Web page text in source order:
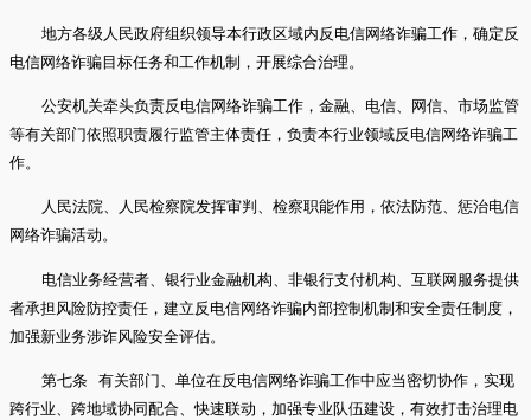
地方各级人民政府组织领导本行政区域内反电信网络诈骗工作，确定反
电信网络诈骗目标任务和工作机制，开展综合治理。
公安机关牵头负责反电信网络诈骗工作，金融、电信、网信、市场监管
等有关部门依照职责履行监管主体责任，负责本行业领域反电信网络诈骗工
作。
人民法院、人民检察院发挥审判、检察职能作用，依法防范、惩治电信
网络诈骗活动。
电信业务经营者、银行业金融机构、非银行支付机构、互联网服务提供
者承担风险防控责任，建立反电信网络诈骗内部控制机制和安全责任制度，
加强新业务涉诈风险安全评估。
第七条 有关部门、单位在反电信网络诈骗工作中应当密切协作，实现
跨行业、跨地域协同配合、快速联动，加强专业队伍建设，有效打击治理电